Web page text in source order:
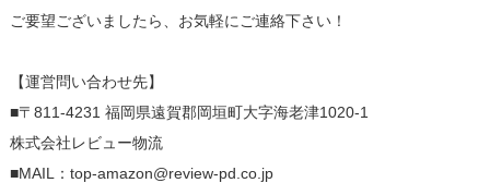
ご要望ございましたら、お気軽にご連絡下さい！
【運営問い合わせ先】
■〒811-4231 福岡県遠賀郡岡垣町大字海老津1020-1
株式会社レビュー物流
■MAIL：top-amazon@review-pd.co.jp